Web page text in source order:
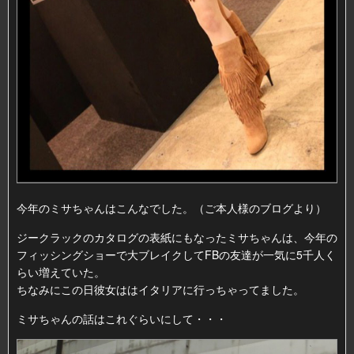
今年のミサちゃんはこんなでした。（ご本人様のブログより）
ジークラックのカタログの表紙にもなったミサちゃんは、今年の
フィッシングショーで大ブレイクしてFBの友達が一気に5千人く
らい増えていた。
ちなみにこの日彼女ははイタリアに行っちゃってました。
ミサちゃんの話はこれぐらいにして・・・